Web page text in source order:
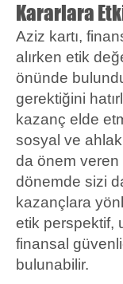
Kararlara
Aziz kartı,
alırken etik
önünde
gerektiğini
kazanç elde
sosyal ve
da önem veren
dönemde sizi
kazançlara
etik perspektif,
finansal
bulunabilir.